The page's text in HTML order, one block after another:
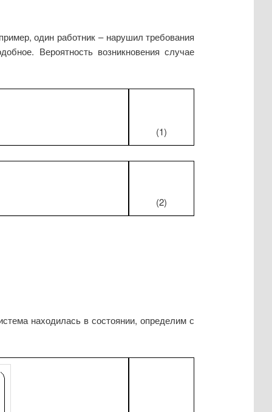
один работник – нарушил требования
Вероятность возникновения случае
(1)
(2)
находилась в состоянии, определим с